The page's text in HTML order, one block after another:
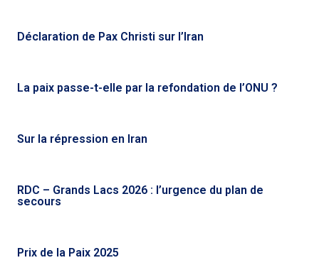
Déclaration de Pax Christi sur l’Iran
La paix passe-t-elle par la refondation de l’ONU ?
Sur la répression en Iran
RDC – Grands Lacs 2026 : l’urgence du plan de
secours
Prix de la Paix 2025